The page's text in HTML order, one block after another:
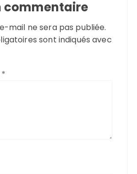
commentaire
mail ne sera pas publiée.
sont indiqués avec
*